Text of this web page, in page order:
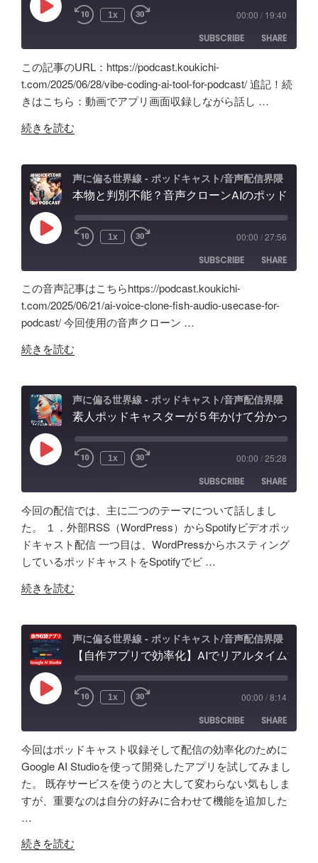
忘
リ
【Google
Studio】
バ
イ
ブ
コ
デ
ィ
ン
の
と
試
行
錯
の
記
録"
DR-
07X」
間
の
ポ
ッ
ャ
ス
配
し
た
ノ
イ
除
去/
音
か
配
信
初
心
向
け
な
返
り"
の
Play
Episode 1x 00:00 / 19:40
SUBSCRIBE
SHARE
Amazon
Apple Podcasts
RSS
Spotify
RSS FEED
SHARE
LINK
EMBED
この記事のURL：https://podcast.koukichi-
t.com/2025/06/28/vibe-coding-ai-tool-for-podcast/ 追記！続
きはこちら：動画でアプリ画面収録しながら話し …
"旧
え？
ポ
ド
ト
自
作
AI
ー
ル
の
録。
集・
構
成
ま
で！
AI
Studio
イ
デ
ィ
ン
グ"
の
続きを読む
声に偏る世界線 - ポッドキャスト/音声配信界隈
Play
Episode 1x 00:00 /27:56
SUBSCRIBE
SHARE
Amazon
Apple Podcasts
RSS
Spotify
RSS FEED
SHARE
LINK
EMBED
この音声記事はこちらhttps://podcast.koukichi-
t.com/2025/06/21/ai-voice-clone-fish-audio-usecase-for-
podcast/ 今回使用の音声クローン …
"本
と
判
別
能？
ロ
ー
ン
AI
の
ッ
ド
ス
術
と
可
能
性
「Fish
続きを読む
声に偏る世界線 - ポッドキャスト/音声配信界隈
Play
Episode 1x 00:00 /25:28
SUBSCRIBE
SHARE
Amazon
Apple Podcasts
RSS
Spotify
RSS FEED
SHARE
LINK
EMBED
今回の配信では、主に二つのテーマについて話しまし
た。 １．外部RSS（WordPress）からSpotifyビデオポッ
ドキャスト配信 一つ目は、WordPressからホスティング
しているポッドキャストをSpotifyでビ …
"素
ッ
ャ
が
５
年
か
け
て
続きを読む
声に偏る世界線 - ポッドキャスト/音声配信界隈
Play
Episode 1x 00:00 /8:14
SUBSCRIBE
SHARE
Amazon
Apple Podcasts
RSS
Spotify
RSS FEED
SHARE
LINK
今回はポッドキャスト収録そして配信の効率化のために
Google AI Studioを使って開発したアプリを試してみまし
た。 既存サービスを使うのと大して変わらない気もしま
すが、重要なのは自分の好みに合わせて機能を追加した
…
"【自
続きを読む